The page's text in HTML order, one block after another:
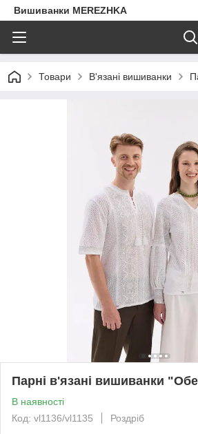
Вишиванки MEREZHKA
Товари В'язані вишиванки
Парні в'язані вишиванки
В наявності
Код: vl1136/vl1135
Роздріб